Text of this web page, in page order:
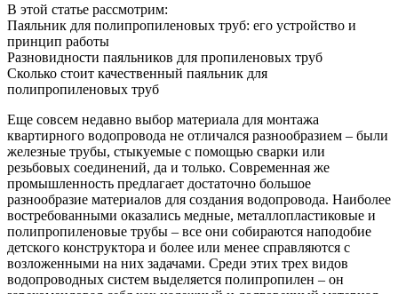
В этой статье рассмотрим:
Паяльник для полипропиленовых труб: его устройство и
принцип работы
Разновидности паяльников для пропиленовых труб
Сколько стоит качественный паяльник для
полипропиленовых труб
Еще совсем недавно выбор материала для монтажа
квартирного водопровода не отличался разнообразием – были
железные трубы, стыкуемые с помощью сварки или
резьбовых соединений, да и только. Современная же
промышленность предлагает достаточно большое
разнообразие материалов для создания водопровода. Наиболее
востребованными оказались медные, металлопластиковые и
полипропиленовые трубы – все они собираются наподобие
детского конструктора и более или менее справляются с
возложенными на них задачами. Среди этих трех видов
водопроводных систем выделяется полипропилен – он